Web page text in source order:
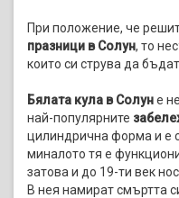
При положение, че
празници в Солун, то
които си струва да
Бялата кула в Солуне
най-популярните
цилиндрична форма и е
миналото тя е
затова и до 19-ти век
В нея намират смъртта